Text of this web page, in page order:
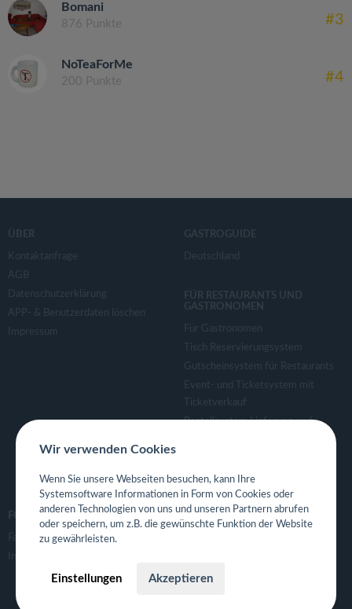
Bomani
876 Punkte #3
NoTeaForMe
200 Punkte #4
ÜBER
Kontaktanfrage
AGB
Datenschutzerklärung
APP- & Benutzerdaten löschen
Impressum
GASTROGUIDE
Deutschland
FÜR RESTAURANTS UND
GASTRONOMEN
Für Gastronomen
Tisch Reservierungsystem
Gutscheinsystem für Restaurants
Event- und Ticketsystem mit
Ticketverkauf
Bestellsystem Lieferung und
Eigene App für Restaurant
FOLGE UNS
Facebook
Instagram
Wir verwenden Cookies
Wenn Sie unsere Webseiten besuchen, kann Ihre
Systemsoftware Informationen in Form von Cookies oder
anderen Technologien von uns und unseren Partnern abrufen
oder speichern, um z.B. die gewünschte Funktion der Website
zu gewährleisten.
Einstellungen Akzeptieren